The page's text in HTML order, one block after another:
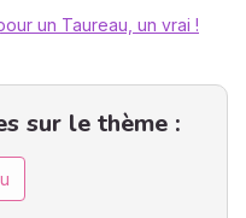
un Taureau, un vrai !
sur le thème :